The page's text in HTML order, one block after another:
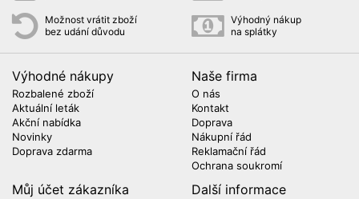
Možnost vrátit zboží
bez udání důvodu
Výhodný nákup
na splátky
Výhodné nákupy
Rozbalené zboží
Aktuální leták
Akční nabídka
Novinky
Doprava zdarma
Naše firma
O nás
Kontakt
Doprava
Nákupní řád
Reklamační řád
Ochrana soukromí
Můj účet zákazníka Další informace